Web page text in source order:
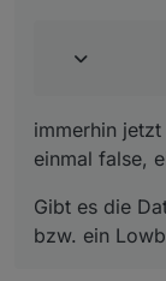
immerhin jetzt
einmal false,
Gibt es die
bzw. ein